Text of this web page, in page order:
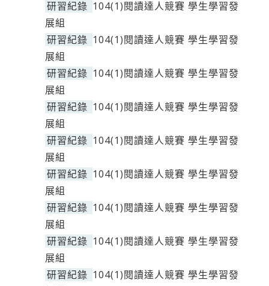
研習紀錄 104(1)閱讀達人競賽 學生學習發
展組
研習紀錄 104(1)閱讀達人競賽 學生學習發
展組
研習紀錄 104(1)閱讀達人競賽 學生學習發
展組
研習紀錄 104(1)閱讀達人競賽 學生學習發
展組
研習紀錄 104(1)閱讀達人競賽 學生學習發
展組
研習紀錄 104(1)閱讀達人競賽 學生學習發
展組
研習紀錄 104(1)閱讀達人競賽 學生學習發
展組
研習紀錄 104(1)閱讀達人競賽 學生學習發
展組
研習紀錄 104(1)閱讀達人競賽 學生學習發